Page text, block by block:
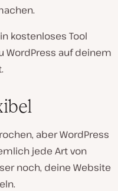
kostenloses Tool
WordPress auf deinem
aber WordPress
jede Art von
noch, deine Website